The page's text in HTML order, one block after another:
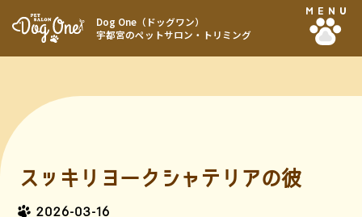
Dog One（ドッグワン）
宇都宮のペットサロン・トリミング
MENU
スッキリヨークシャテリアの彼
2026-03-16